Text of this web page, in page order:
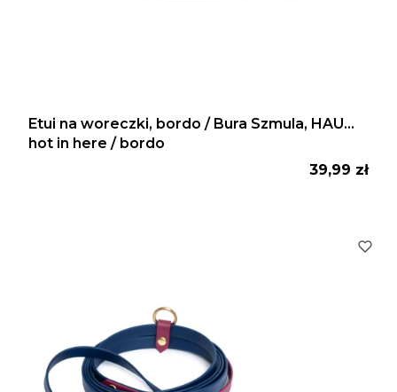
Etui na woreczki, bordo / Bura Szmula, HAU...
hot in here / bordo
Cena
39,99 zł